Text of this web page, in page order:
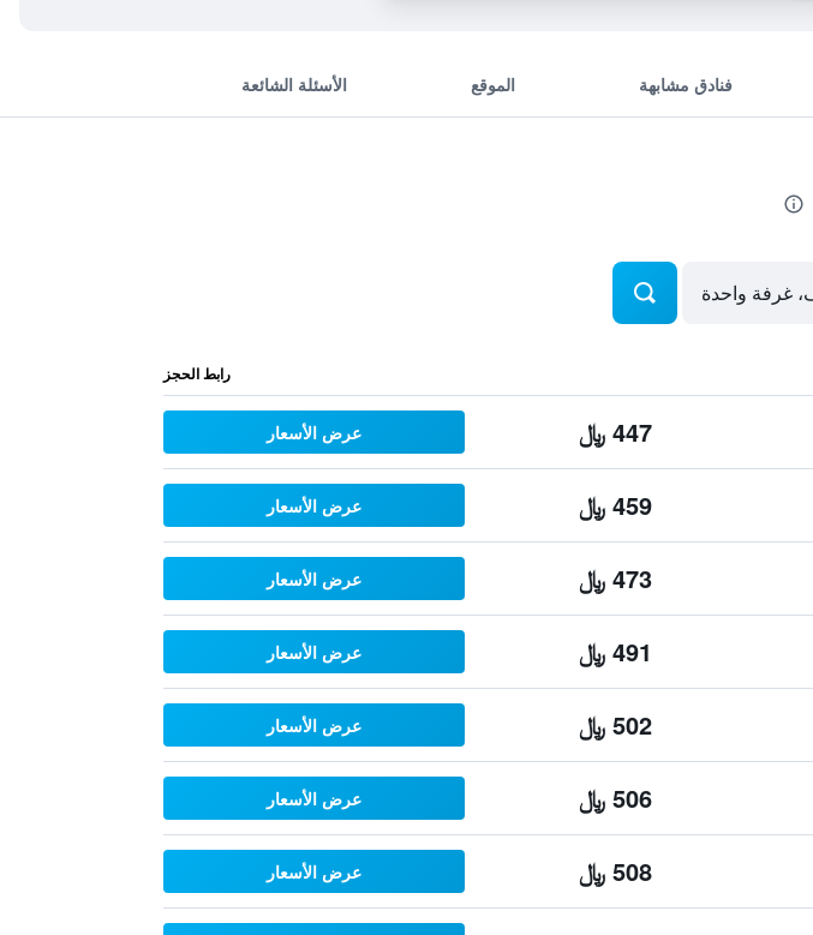
فنادق مشابهة الموقع الأسئلة الشائعة
رابط الحجز
447 ﷼ عرض الأسعار
459 ﷼ عرض الأسعار
473 ﷼ عرض الأسعار
491 ﷼ عرض الأسعار
502 ﷼ عرض الأسعار
506 ﷼ عرض الأسعار
508 ﷼ عرض الأسعار